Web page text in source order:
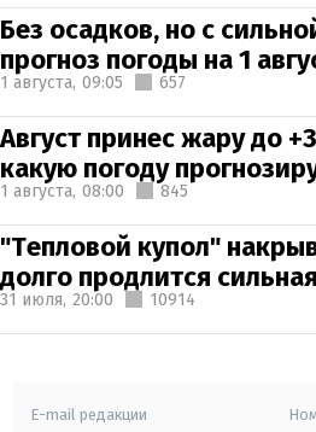
Без осадков, но с
прогноз погоды на 1
1 августа, 09:05 657
Август принес жару до
какую погоду
1 августа, 08:00 845
"Тепловой купол"
долго продлится
31 июля, 20:00 10914
E-mail редакции